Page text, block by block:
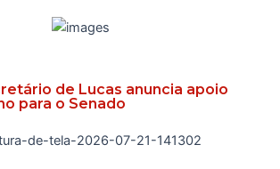
de Lucas anuncia apoio
para o Senado